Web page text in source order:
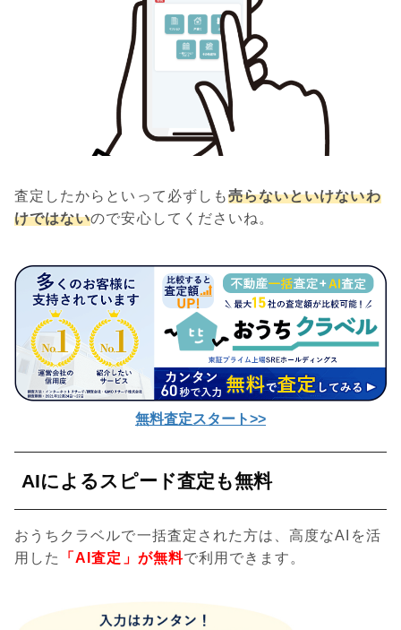
査定したからといって必ずしも売らないといけないわ
けではないので安心してくださいね。
無料査定スタート>>
AIによるスピード査定も無料
おうちクラベルで一括査定された方は、高度なAIを活
用した
「AI査定」が無料で利用できます。